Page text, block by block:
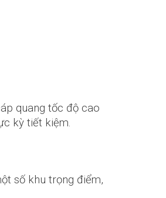
quang tốc độ cao
kỳ tiết kiệm.
số khu trọng điểm,